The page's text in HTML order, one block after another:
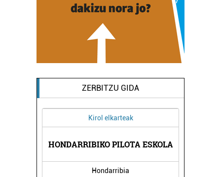
ZERBITZU GIDA
Kirol elkarteak
HONDARRIBIKO PILOTA ESKOLA
Hondarribia